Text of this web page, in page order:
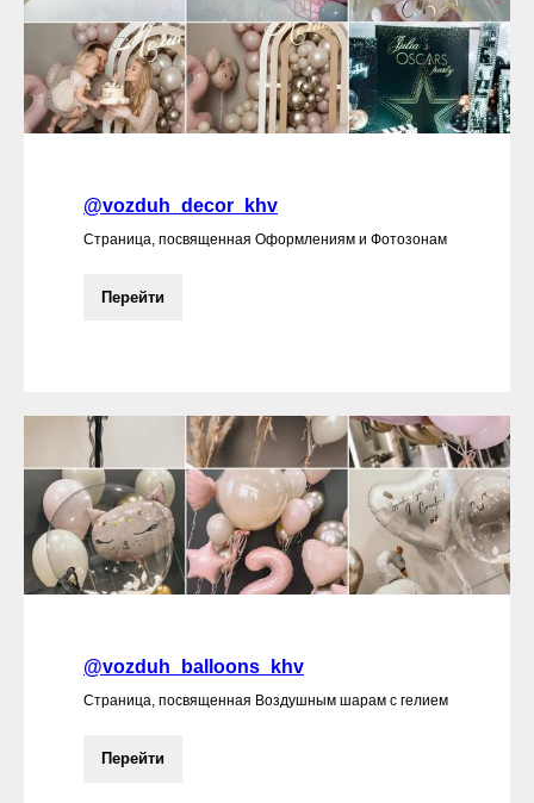
@vozduh_decor_khv
Страница, посвященная Оформлениям и Фотозонам
Перейти
@vozduh_balloons_khv
Страница, посвященная Воздушным шарам с гелием
Перейти